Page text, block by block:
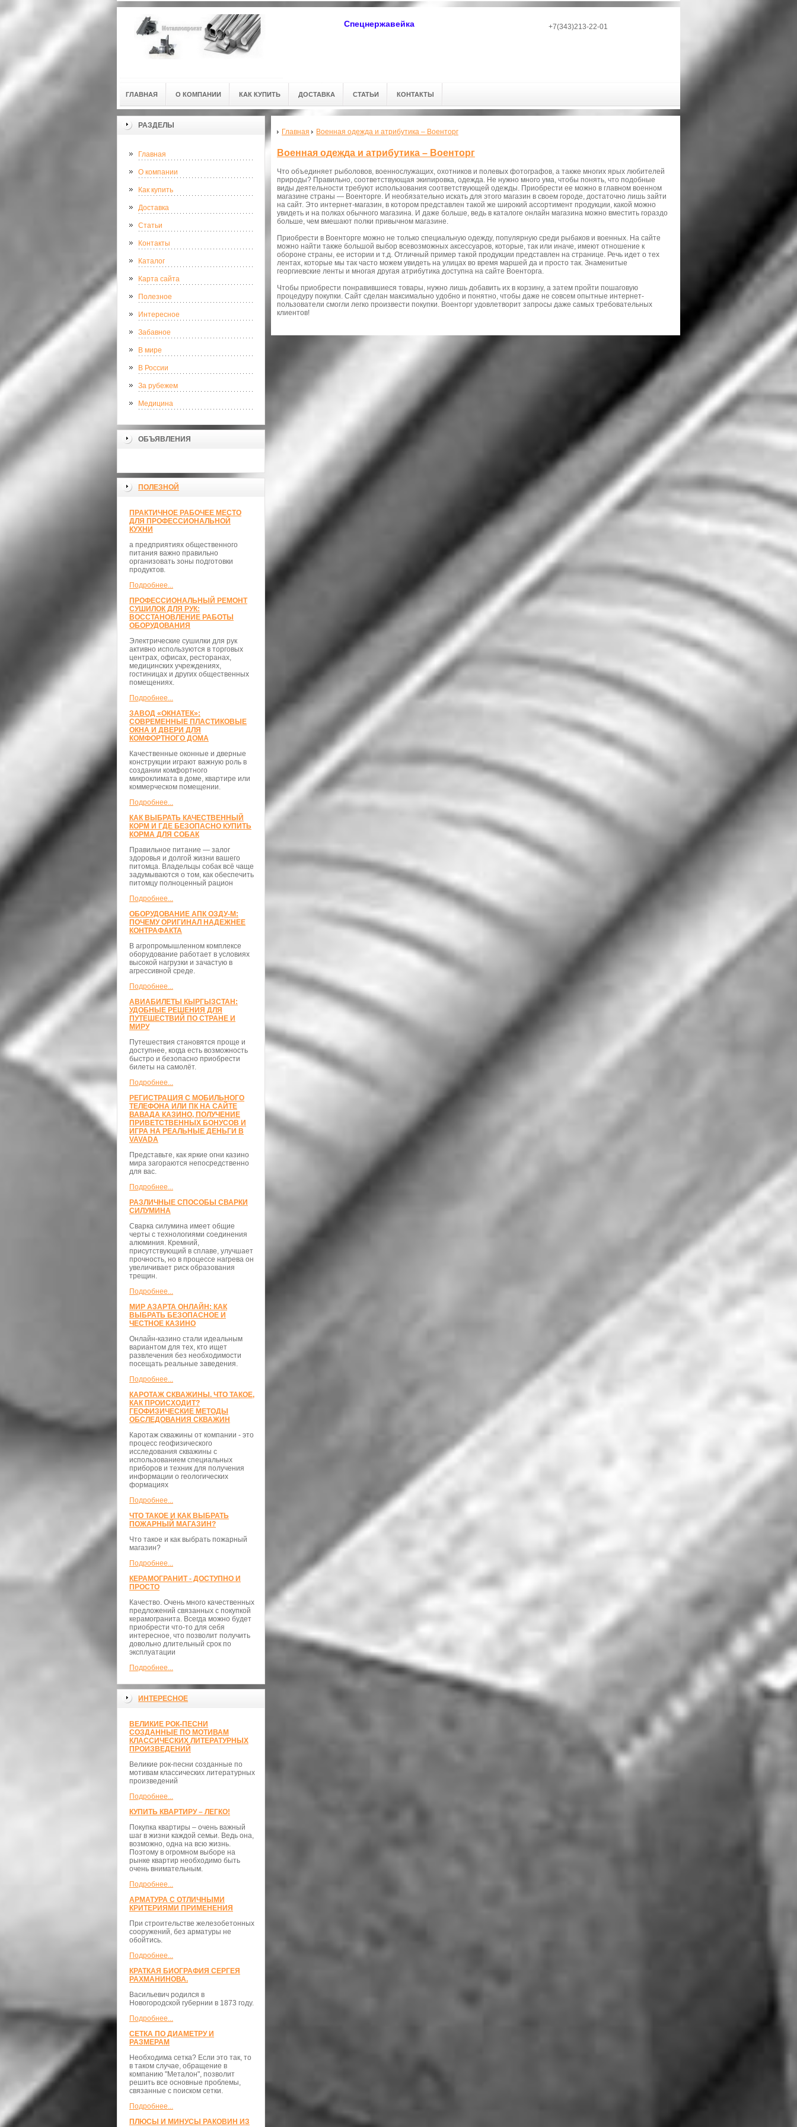
Спецнержавейка +7(343)213-22-01
ГЛАВНАЯ О КОМПАНИИ КАК КУПИТЬ ДОСТАВКА СТАТЬИ КОНТАКТЫ
РАЗДЕЛЫ
Главная
О компании
Как купить
Доставка
Статьи
Контакты
Каталог
Карта сайта
Полезное
Интересное
Забавное
В мире
В России
За рубежем
Медицина
ОБЪЯВЛЕНИЯ
ПОЛЕЗНОЙ
ПРАКТИЧНОЕ РАБОЧЕЕ МЕСТО
ДЛЯ ПРОФЕССИОНАЛЬНОЙ
КУХНИ
а предприятиях общественного
питания важно правильно
организовать зоны подготовки
продуктов.
Подробнее...
ПРОФЕССИОНАЛЬНЫЙ РЕМОНТ
СУШИЛОК ДЛЯ РУК:
ВОССТАНОВЛЕНИЕ РАБОТЫ
ОБОРУДОВАНИЯ
Электрические сушилки для рук
активно используются в торговых
центрах, офисах, ресторанах,
медицинских учреждениях,
гостиницах и других общественных
помещениях.
Подробнее...
ЗАВОД «ОКНАТЕК»:
СОВРЕМЕННЫЕ ПЛАСТИКОВЫЕ
ОКНА И ДВЕРИ ДЛЯ
КОМФОРТНОГО ДОМА
Качественные оконные и дверные
конструкции играют важную роль в
создании комфортного
микроклимата в доме, квартире или
коммерческом помещении.
Подробнее...
КАК ВЫБРАТЬ КАЧЕСТВЕННЫЙ
КОРМ И ГДЕ БЕЗОПАСНО КУПИТЬ
КОРМА ДЛЯ СОБАК
Правильное питание — залог
здоровья и долгой жизни вашего
питомца. Владельцы собак всё чаще
задумываются о том, как обеспечить
питомцу полноценный рацион
Подробнее...
ОБОРУДОВАНИЕ АПК ОЗДУ-М:
ПОЧЕМУ ОРИГИНАЛ НАДЕЖНЕЕ
КОНТРАФАКТА
В агропромышленном комплексе
оборудование работает в условиях
высокой нагрузки и зачастую в
агрессивной среде.
Подробнее...
АВИАБИЛЕТЫ КЫРГЫЗСТАН:
УДОБНЫЕ РЕШЕНИЯ ДЛЯ
ПУТЕШЕСТВИЙ ПО СТРАНЕ И
МИРУ
Путешествия становятся проще и
доступнее, когда есть возможность
быстро и безопасно приобрести
билеты на самолёт.
Подробнее...
РЕГИСТРАЦИЯ С МОБИЛЬНОГО
ТЕЛЕФОНА ИЛИ ПК НА САЙТЕ
ВАВАДА КАЗИНО, ПОЛУЧЕНИЕ
ПРИВЕТСТВЕННЫХ БОНУСОВ И
ИГРА НА РЕАЛЬНЫЕ ДЕНЬГИ В
VAVADA
Представьте, как яркие огни казино
мира загораются непосредственно
для вас.
Подробнее...
РАЗЛИЧНЫЕ СПОСОБЫ СВАРКИ
СИЛУМИНА
Сварка силумина имеет общие
черты с технологиями соединения
алюминия. Кремний,
присутствующий в сплаве, улучшает
прочность, но в процессе нагрева он
увеличивает риск образования
трещин.
Подробнее...
МИР АЗАРТА ОНЛАЙН: КАК
ВЫБРАТЬ БЕЗОПАСНОЕ И
ЧЕСТНОЕ КАЗИНО
Онлайн-казино стали идеальным
вариантом для тех, кто ищет
развлечения без необходимости
посещать реальные заведения.
Подробнее...
КАРОТАЖ СКВАЖИНЫ. ЧТО ТАКОЕ,
КАК ПРОИСХОДИТ?
ГЕОФИЗИЧЕСКИЕ МЕТОДЫ
ОБСЛЕДОВАНИЯ СКВАЖИН
Каротаж скважины от компании - это
процесс геофизического
исследования скважины с
использованием специальных
приборов и техник для получения
информации о геологических
формациях
Подробнее...
ЧТО ТАКОЕ И КАК ВЫБРАТЬ
ПОЖАРНЫЙ МАГАЗИН?
Что такое и как выбрать пожарный
магазин?
Подробнее...
КЕРАМОГРАНИТ - ДОСТУПНО И
ПРОСТО
Качество. Очень много качественных
предложений связанных с покупкой
керамогранита. Всегда можно будет
приобрести что-то для себя
интересное, что позволит получить
довольно длительный срок по
эксплуатации
Подробнее...
ИНТЕРЕСНОЕ
ВЕЛИКИЕ РОК-ПЕСНИ
СОЗДАННЫЕ ПО МОТИВАМ
КЛАССИЧЕСКИХ ЛИТЕРАТУРНЫХ
ПРОИЗВЕДЕНИЙ
Великие рок-песни созданные по
мотивам классических литературных
произведений
Подробнее...
КУПИТЬ КВАРТИРУ – ЛЕГКО!
Покупка квартиры – очень важный
шаг в жизни каждой семьи. Ведь она,
возможно, одна на всю жизнь.
Поэтому в огромном выборе на
рынке квартир необходимо быть
очень внимательным.
Подробнее...
АРМАТУРА С ОТЛИЧНЫМИ
КРИТЕРИЯМИ ПРИМЕНЕНИЯ
При строительстве железобетонных
сооружений, без арматуры не
обойтись.
Подробнее...
КРАТКАЯ БИОГРАФИЯ СЕРГЕЯ
РАХМАНИНОВА.
Васильевич родился в
Новогородской губернии в 1873 году.
Подробнее...
СЕТКА ПО ДИАМЕТРУ И
РАЗМЕРАМ
Необходима сетка? Если это так, то
в таком случае, обращение в
компанию "Металон", позволит
решить все основные проблемы,
связанные с поиском сетки.
Подробнее...
ПЛЮСЫ И МИНУСЫ РАКОВИН ИЗ
Главная Военная одежда и атрибутика – Военторг
Военная одежда и атрибутика – Военторг
Что объединяет рыболовов, военнослужащих, охотников и полевых фотографов, а также многих ярых любителей
природы? Правильно, соответствующая экипировка, одежда. Не нужно много ума, чтобы понять, что подобные
виды деятельности требуют использования соответствующей одежды. Приобрести ее можно в главном военном
магазине страны ― Военторге. И необязательно искать для этого магазин в своем городе, достаточно лишь зайти
на сайт. Это интернет-магазин, в котором представлен такой же широкий ассортимент продукции, какой можно
увидеть и на полках обычного магазина. И даже больше, ведь в каталоге онлайн магазина можно вместить гораздо
больше, чем вмешают полки привычном магазине.
Приобрести в Военторге можно не только специальную одежду, популярную среди рыбаков и военных. На сайте
можно найти также большой выбор всевозможных аксессуаров, которые, так или иначе, имеют отношение к
обороне страны, ее истории и т.д. Отличный пример такой продукции представлен на странице. Речь идет о тех
лентах, которые мы так часто можем увидеть на улицах во время маршей да и просто так. Знаменитые
георгиевские ленты и многая другая атрибутика доступна на сайте Военторга.
Чтобы приобрести понравившиеся товары, нужно лишь добавить их в корзину, а затем пройти пошаговую
процедуру покупки. Сайт сделан максимально удобно и понятно, чтобы даже не совсем опытные интернет-
пользователи смогли легко произвести покупки. Военторг удовлетворит запросы даже самых требовательных
клиентов!